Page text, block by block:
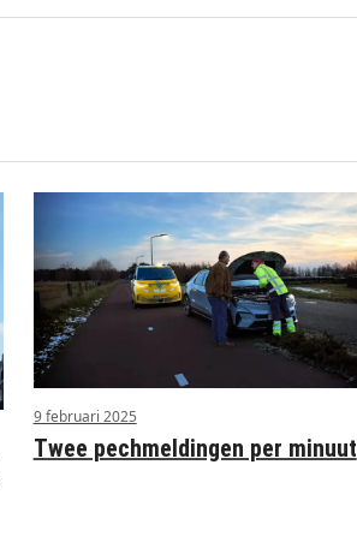
9 februari 2025
Twee pechmeldingen per minuut